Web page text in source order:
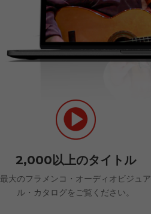
2,000以上のタイトル
最大のフラメンコ・オーディオビジュア
ル・カタログをご覧ください。